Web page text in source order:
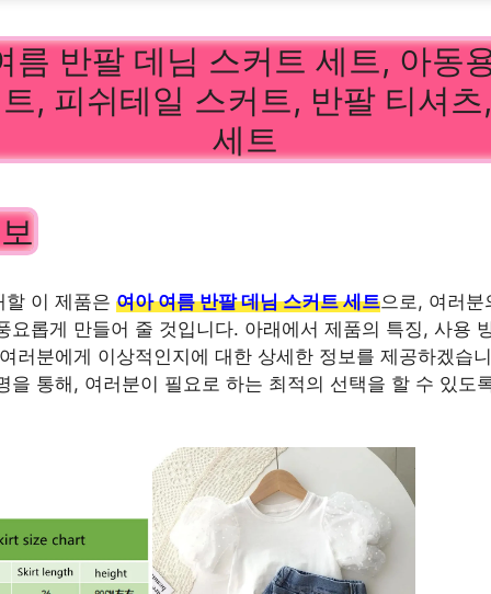
름 반팔 데님 스커트 세트, 아동
, 피쉬테일 스커트, 반팔 티셔
세트
할 이 제품은 여아 여름 반팔 데님 스커트 세트으로, 여러
요롭게 만들어 줄 것입니다. 아래에서 제품의 특징, 사용
러분에게 이상적인지에 대한 상세한 정보를 제공하겠습
을 통해, 여러분이 필요로 하는 최적의 선택을 할 수 있도